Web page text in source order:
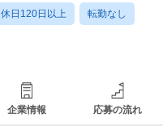
休日120日以上 転勤なし
企業情報 応募の流れ